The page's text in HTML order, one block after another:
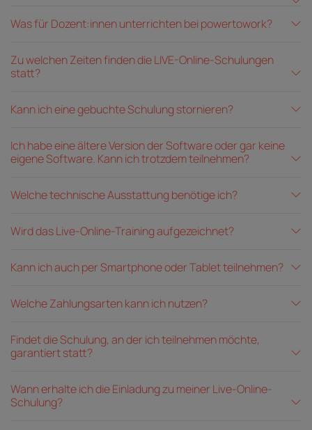
Was für Dozent:innen unterrichten bei powertowork?
Zu welchen Zeiten finden die LIVE-Online-Schulungen
statt?
Kann ich eine gebuchte Schulung stornieren?
Ich habe eine ältere Version der Software oder gar keine
eigene Software. Kann ich trotzdem teilnehmen?
Welche technische Ausstattung benötige ich?
Wird das Live-Online-Training aufgezeichnet?
Kann ich auch per Smartphone oder Tablet teilnehmen?
Welche Zahlungsarten kann ich nutzen?
Findet die Schulung, an der ich teilnehmen möchte,
garantiert statt?
Wann erhalte ich die Einladung zu meiner Live-Online-
Schulung?